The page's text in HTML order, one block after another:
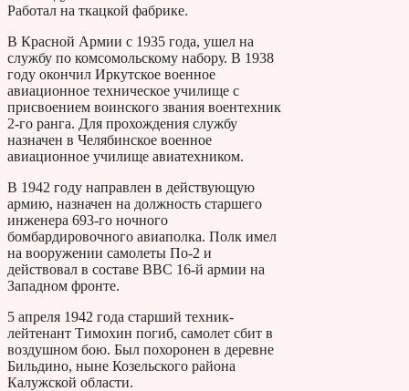
Работал на ткацкой фабрике.
В Красной Армии с 1935 года, ушел на
службу по комсомольскому набору. В 1938
году окончил Иркутское военное
авиационное техническое училище с
присвоением воинского звания воентехник
2-го ранга. Для прохождения службу
назначен в Челябинское военное
авиационное училище авиатехником.
В 1942 году направлен в действующую
армию, назначен на должность старшего
инженера 693-го ночного
бомбардировочного авиаполка. Полк имел
на вооружении самолеты По-2 и
действовал в составе ВВС 16-й армии на
Западном фронте.
5 апреля 1942 года старший техник-
лейтенант Тимохин погиб, самолет сбит в
воздушном бою. Был похоронен в деревне
Бильдино, ныне Козельского района
Калужской области.